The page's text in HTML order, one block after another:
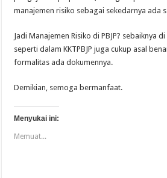
manajemen risiko sebagai sekedarnya ada
Jadi Manajemen Risiko di PBJP?
seperti dalam KKTPBJP juga cukup asal
formalitas ada dokumennya.
Demikian, semoga bermanfaat.
Menyukai ini:
Memuat...